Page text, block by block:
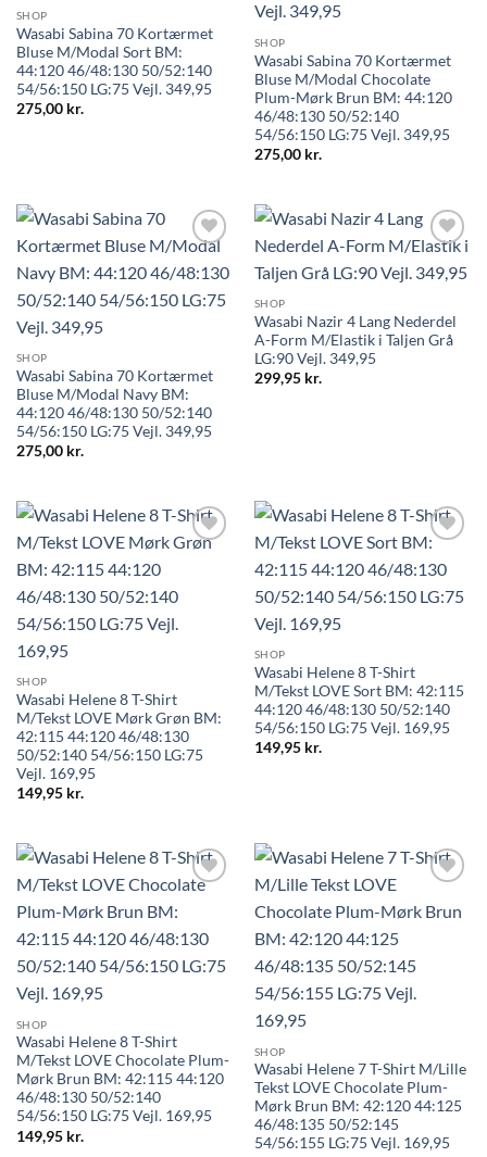
SHOP
Wasabi Sabina 70 Kortærmet
Bluse M/Modal Sort BM:
44:120 46/48:130 50/52:140
54/56:150 LG:75 Vejl. 349,95
275,00 kr.
SHOP
Wasabi Sabina 70 Kortærmet
Bluse M/Modal Chocolate
Plum-Mørk Brun BM: 44:120
46/48:130 50/52:140
54/56:150 LG:75 Vejl. 349,95
275,00 kr.
SHOP
Wasabi Sabina 70 Kortærmet
Bluse M/Modal Navy BM:
44:120 46/48:130 50/52:140
54/56:150 LG:75 Vejl. 349,95
275,00 kr.
SHOP
Wasabi Nazir 4 Lang Nederdel
A-Form M/Elastik i Taljen Grå
LG:90 Vejl. 349,95
299,95 kr.
SHOP
Wasabi Helene 8 T-Shirt
M/Tekst LOVE Mørk Grøn BM:
42:115 44:120 46/48:130
50/52:140 54/56:150 LG:75
Vejl. 169,95
149,95 kr.
SHOP
Wasabi Helene 8 T-Shirt
M/Tekst LOVE Sort BM: 42:115
44:120 46/48:130 50/52:140
54/56:150 LG:75 Vejl. 169,95
149,95 kr.
SHOP
Wasabi Helene 8 T-Shirt
M/Tekst LOVE Chocolate Plum-
Mørk Brun BM: 42:115 44:120
46/48:130 50/52:140
54/56:150 LG:75 Vejl. 169,95
149,95 kr.
SHOP
Wasabi Helene 7 T-Shirt M/Lille
Tekst LOVE Chocolate Plum-
Mørk Brun BM: 42:120 44:125
46/48:135 50/52:145
54/56:155 LG:75 Vejl. 169,95